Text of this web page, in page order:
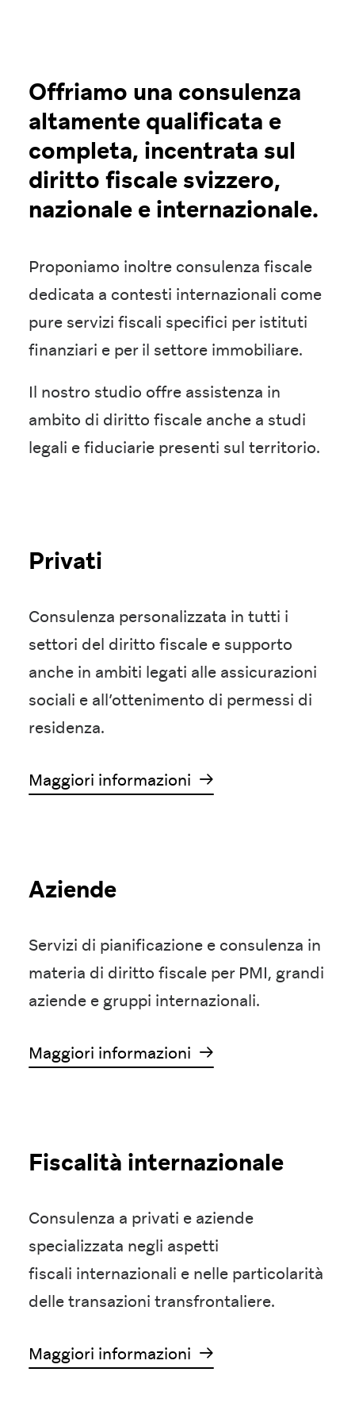
Offriamo una consulenza
altamente qualificata e
completa, incentrata sul
diritto fiscale svizzero,
nazionale e internazionale.
Proponiamo inoltre consulenza fiscale
dedicata a contesti internazionali come
pure servizi fiscali specifici per istituti
finanziari e per il settore immobiliare.
Il nostro studio offre assistenza in
ambito di diritto fiscale anche a studi
legali e fiduciarie presenti sul territorio.
Privati
Consulenza personalizzata in tutti i
settori del diritto fiscale e supporto
anche in ambiti legati alle assicurazioni
sociali e all’ottenimento di permessi di
residenza.
Maggiori informazioni
Aziende
Servizi di pianificazione e consulenza in
materia di diritto fiscale per PMI, grandi
aziende e gruppi internazionali.
Maggiori informazioni
Fiscalità internazionale
Consulenza a privati e aziende
specializzata negli aspetti
fiscali internazionali e nelle particolarità
delle transazioni transfrontaliere.
Maggiori informazioni